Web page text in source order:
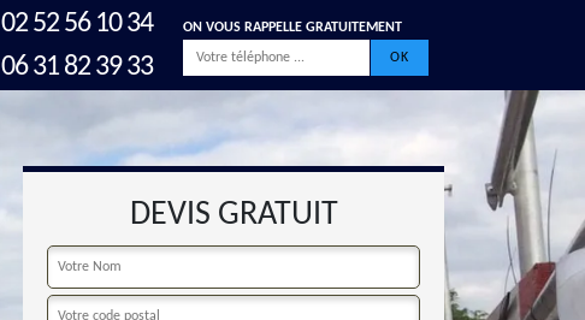
02 52 56 10 34
06 31 82 39 33
ON VOUS RAPPELLE GRATUITEMENT
DEVIS GRATUIT